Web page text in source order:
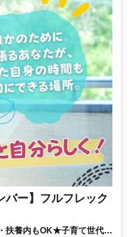
バー】フルフレック
扶養内もOK★子育て世代が